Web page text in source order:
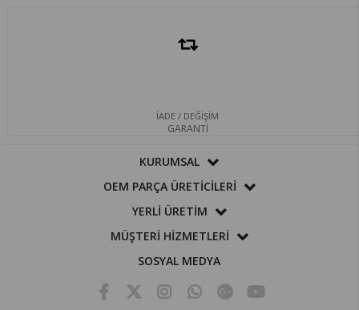
İADE / DEĞİŞİM
GARANTİ
KURUMSAL
OEM PARÇA ÜRETİCİLERİ
YERLİ ÜRETİM
MÜŞTERİ HİZMETLERİ
SOSYAL MEDYA